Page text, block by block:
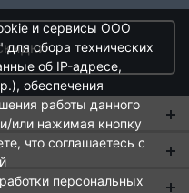
в каждой
компаниейLava Metal
развивающимся
С самого начала
пределах МКАД399 руб.
за МКАД599 руб.
области - с 10 до 22
доставка по Москве
СДЭК. Доставка в пункт
заказов.
и сервисы ООО
сбора технических
об IP-адресе,
обеспечения
работы данного
или нажимая кнопку
что соглашаетесь с
персональных